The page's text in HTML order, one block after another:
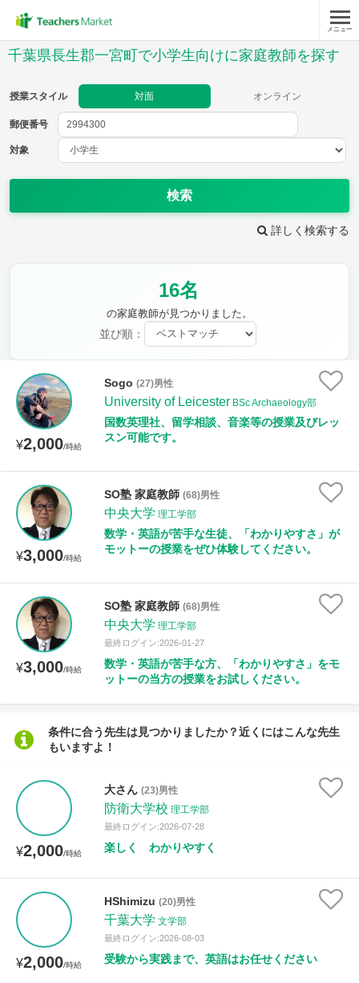
メニュー
千葉県長生郡一宮町で小学生向けに家庭教師を探す
授業スタイル 対面 オンライン
郵便番号
対象
検索
詳しく検索する
16名
の家庭教師が見つかりました。
並び順：
¥2,000/時給
Sogo (27)男性
University of Leicester BSc Archaeology部
国数英理社、留学相談、音楽等の授業及びレッ
スン可能です。
¥3,000/時給
SO塾 家庭教師 (68)男性
中央大学 理工学部
数学・英語が苦手な生徒、「わかりやすさ」が
モットーの授業をぜひ体験してください。
¥3,000/時給
SO塾 家庭教師 (68)男性
中央大学 理工学部
最終ログイン:2026-01-27
数学・英語が苦手な方、「わかりやすさ」をモ
ットーの当方の授業をお試しください。
条件に合う先生は見つかりましたか？近くにはこんな先生
もいますよ！
¥2,000/時給
大さん (23)男性
防衛大学校 理工学部
最終ログイン:2026-07-28
楽しく わかりやすく
¥2,000/時給
HShimizu (20)男性
千葉大学 文学部
最終ログイン:2026-08-03
受験から実践まで、英語はお任せください
郵便番号
教科
理科
保健・体育 図画工作 書写
時給：¥1,000 ～ ¥10,000
授業可能日
土曜日 日曜日
所属大学
距離：15km以内